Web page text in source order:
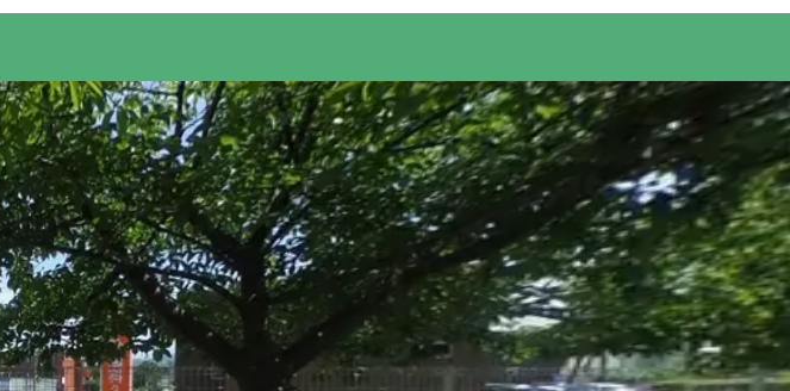
、きめ細やかなケアサービスをご提供
受付・エントランスの写真